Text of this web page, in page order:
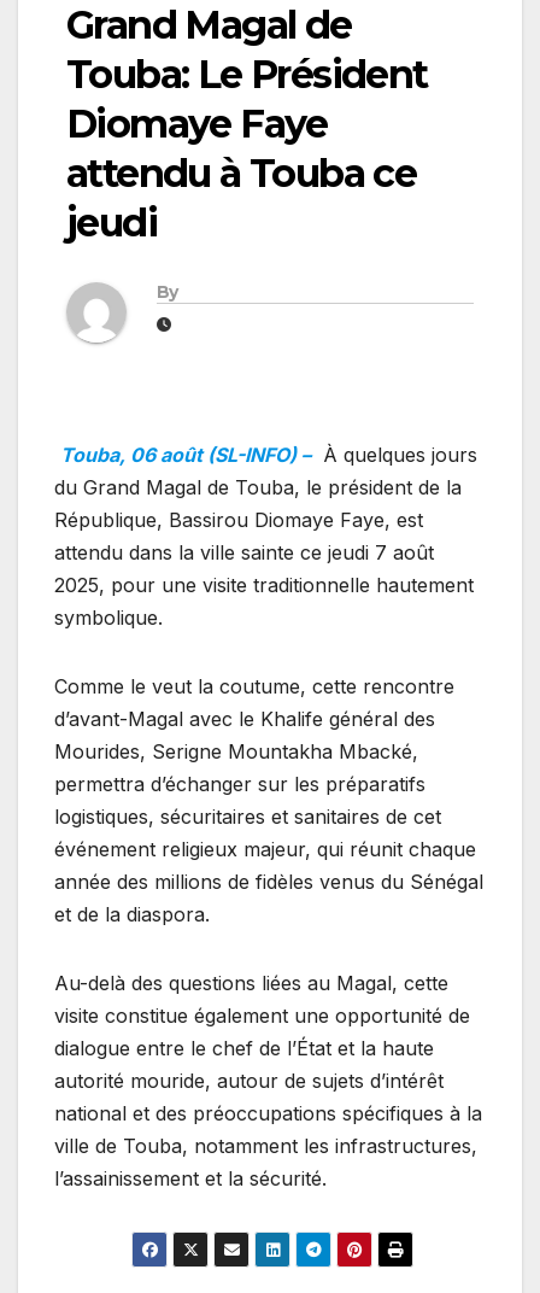
Grand Magal de
Touba: Le Président
Diomaye Faye
attendu à Touba ce
jeudi
By
Touba, 06 août (SL-INFO) – À quelques jours
du Grand Magal de Touba, le président de la
République, Bassirou Diomaye Faye, est
attendu dans la ville sainte ce jeudi 7 août
2025, pour une visite traditionnelle hautement
symbolique.
Comme le veut la coutume, cette rencontre
d’avant-Magal avec le Khalife général des
Mourides, Serigne Mountakha Mbacké,
permettra d’échanger sur les préparatifs
logistiques, sécuritaires et sanitaires de cet
événement religieux majeur, qui réunit chaque
année des millions de fidèles venus du Sénégal
et de la diaspora.
Au-delà des questions liées au Magal, cette
visite constitue également une opportunité de
dialogue entre le chef de l’État et la haute
autorité mouride, autour de sujets d’intérêt
national et des préoccupations spécifiques à la
ville de Touba, notamment les infrastructures,
l’assainissement et la sécurité.